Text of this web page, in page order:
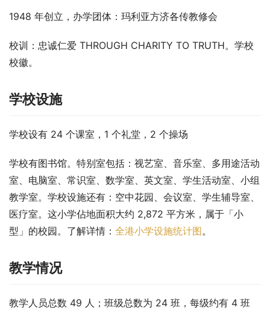
1948 年创立，办学团体：玛利亚方济各传教修会
校训：忠诚仁爱 THROUGH CHARITY TO TRUTH。学校
校徽。
学校设施
学校设有 24 个课室，1 个礼堂，2 个操场
学校有图书馆。特别室包括：视艺室、音乐室、多用途活动
室、电脑室、常识室、数学室、英文室、学生活动室、小组
教学室。学校设施还有：空中花园、会议室、学生辅导室、
医疗室。这小学佔地面积大约 2,872 平方米，属于「小
型」的校园。了解详情： 全港小学设施统计图。
教学情况
教学人员总数 49 人；班级总数为 24 班，每级约有 4 班